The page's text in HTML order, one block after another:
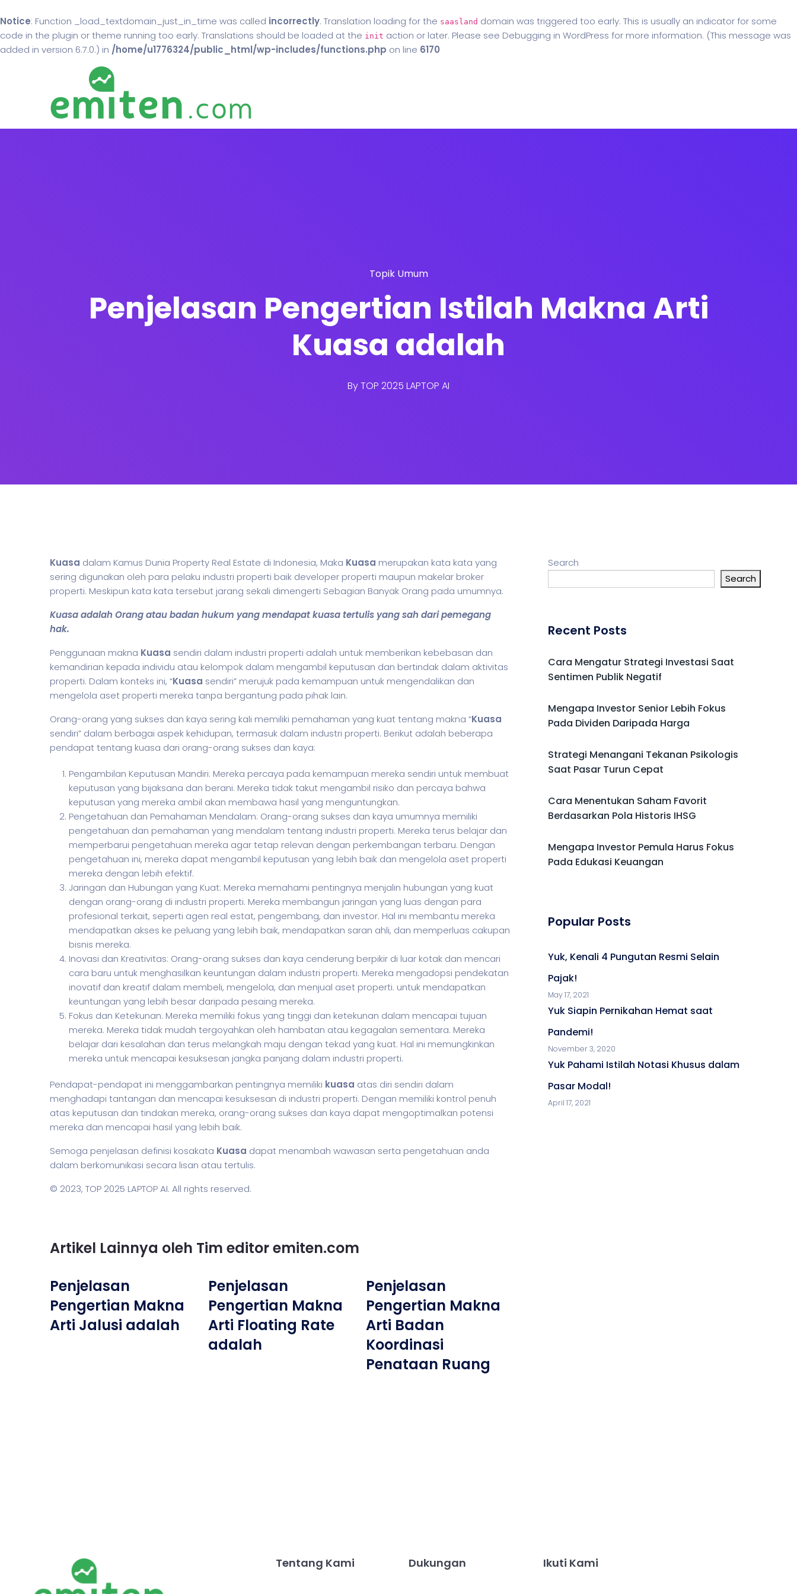
Notice: Function _load_textdomain_just_in_time was called incorrectly. Translation loading for the saasland domain was triggered too early. This is usually an indicator for some
code in the plugin or theme running too early. Translations should be loaded at the init action or later. Please see Debugging in WordPress for more information. (This message was
added in version 6.7.0.) in /home/u1776324/public_html/wp-includes/functions.php on line 6170
Topik Umum
Penjelasan Pengertian Istilah Makna Arti
Kuasa adalah
ByTOP 2025 LAPTOP AI
Kuasa dalam Kamus Dunia Property Real Estate di Indonesia, Maka Kuasa merupakan kata kata yang
sering digunakan oleh para pelaku industri properti baik developer properti maupun makelar broker
properti. Meskipun kata kata tersebut jarang sekali dimengerti Sebagian Banyak Orang pada umumnya.
Kuasa adalah Orang atau badan hukum yang mendapat kuasa tertulis yang sah dari pemegang
hak.
Penggunaan makna Kuasa sendiri dalam industri properti adalah untuk memberikan kebebasan dan
kemandirian kepada individu atau kelompok dalam mengambil keputusan dan bertindak dalam aktivitas
properti. Dalam konteks ini, “Kuasa sendiri” merujuk pada kemampuan untuk mengendalikan dan
mengelola aset properti mereka tanpa bergantung pada pihak lain.
Orang-orang yang sukses dan kaya sering kali memiliki pemahaman yang kuat tentang makna “Kuasa
sendiri” dalam berbagai aspek kehidupan, termasuk dalam industri properti. Berikut adalah beberapa
pendapat tentang kuasa dari orang-orang sukses dan kaya:
Pengambilan Keputusan Mandiri: Mereka percaya pada kemampuan mereka sendiri untuk membuat
keputusan yang bijaksana dan berani. Mereka tidak takut mengambil risiko dan percaya bahwa
keputusan yang mereka ambil akan membawa hasil yang menguntungkan.
Pengetahuan dan Pemahaman Mendalam: Orang-orang sukses dan kaya umumnya memiliki
pengetahuan dan pemahaman yang mendalam tentang industri properti. Mereka terus belajar dan
memperbarui pengetahuan mereka agar tetap relevan dengan perkembangan terbaru. Dengan
pengetahuan ini, mereka dapat mengambil keputusan yang lebih baik dan mengelola aset properti
mereka dengan lebih efektif.
Jaringan dan Hubungan yang Kuat: Mereka memahami pentingnya menjalin hubungan yang kuat
dengan orang-orang di industri properti. Mereka membangun jaringan yang luas dengan para
profesional terkait, seperti agen real estat, pengembang, dan investor. Hal ini membantu mereka
mendapatkan akses ke peluang yang lebih baik, mendapatkan saran ahli, dan memperluas cakupan
bisnis mereka.
Inovasi dan Kreativitas: Orang-orang sukses dan kaya cenderung berpikir di luar kotak dan mencari
cara baru untuk menghasilkan keuntungan dalam industri properti. Mereka mengadopsi pendekatan
inovatif dan kreatif dalam membeli, mengelola, dan menjual aset properti. untuk mendapatkan
keuntungan yang lebih besar daripada pesaing mereka.
Fokus dan Ketekunan: Mereka memiliki fokus yang tinggi dan ketekunan dalam mencapai tujuan
mereka. Mereka tidak mudah tergoyahkan oleh hambatan atau kegagalan sementara. Mereka
belajar dari kesalahan dan terus melangkah maju dengan tekad yang kuat. Hal ini memungkinkan
mereka untuk mencapai kesuksesan jangka panjang dalam industri properti.
Pendapat-pendapat ini menggambarkan pentingnya memiliki kuasa atas diri sendiri dalam
menghadapi tantangan dan mencapai kesuksesan di industri properti. Dengan memiliki kontrol penuh
atas keputusan dan tindakan mereka, orang-orang sukses dan kaya dapat mengoptimalkan potensi
mereka dan mencapai hasil yang lebih baik.
Semoga penjelasan definisi kosakata Kuasa dapat menambah wawasan serta pengetahuan anda
dalam berkomunikasi secara lisan atau tertulis.
© 2023, TOP 2025 LAPTOP AI. All rights reserved.
Artikel Lainnya oleh Tim editor emiten.com
Penjelasan
Pengertian Makna
Arti Jalusi adalah
Penjelasan
Pengertian Makna
Arti Floating Rate
adalah
Penjelasan
Pengertian Makna
Arti Badan
Koordinasi
Penataan Ruang
Search
Search
Recent Posts
Cara Mengatur Strategi Investasi Saat
Sentimen Publik Negatif
Mengapa Investor Senior Lebih Fokus
Pada Dividen Daripada Harga
Strategi Menangani Tekanan Psikologis
Saat Pasar Turun Cepat
Cara Menentukan Saham Favorit
Berdasarkan Pola Historis IHSG
Mengapa Investor Pemula Harus Fokus
Pada Edukasi Keuangan
Popular Posts
Yuk, Kenali 4 Pungutan Resmi Selain
Pajak!
May 17, 2021
Yuk Siapin Pernikahan Hemat saat
Pandemi!
November 3, 2020
Yuk Pahami Istilah Notasi Khusus dalam
Pasar Modal!
April 17, 2021
Tentang Kami Dukungan Ikuti Kami